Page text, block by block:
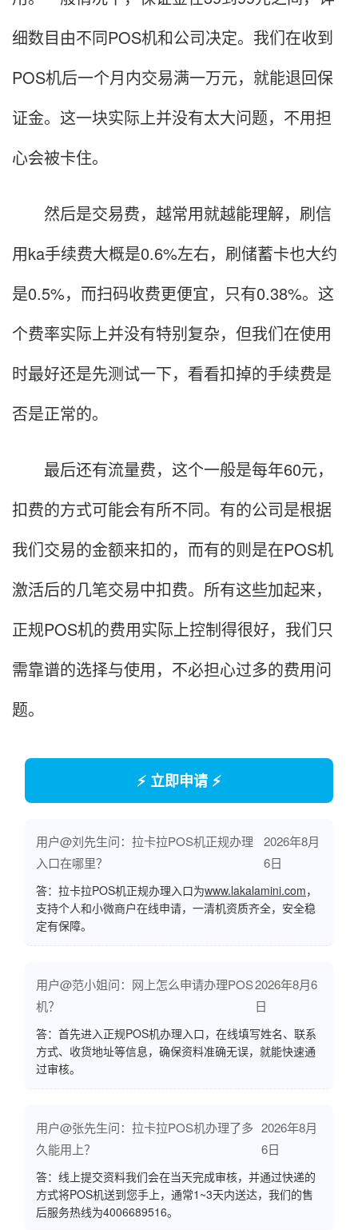
细数目由不同POS机和公司决定。我们在收到
POS机后一个月内交易满一万元，就能退回保
证金。这一块实际上并没有太大问题，不用担
心会被卡住。
然后是交易费，越常用就越能理解，刷信
用ka手续费大概是0.6%左右，刷储蓄卡也大约
是0.5%，而扫码收费更便宜，只有0.38%。这
个费率实际上并没有特别复杂，但我们在使用
时最好还是先测试一下，看看扣掉的手续费是
否是正常的。
最后还有流量费，这个一般是每年60元，
扣费的方式可能会有所不同。有的公司是根据
我们交易的金额来扣的，而有的则是在POS机
激活后的几笔交易中扣费。所有这些加起来，
正规POS机的费用实际上控制得很好，我们只
需靠谱的选择与使用，不必担心过多的费用问
题。
⚡ 立即申请 ⚡
用户@刘先生问：拉卡拉POS机正规办理
入口在哪里？
2026年8月
6日
答：拉卡拉POS机正规办理入口为www.lakalamini.com，
支持个人和小微商户在线申请，一清机资质齐全，安全稳
定有保障。
用户@范小姐问：网上怎么申请办理POS
机？
2026年8月6
日
答：首先进入正规POS机办理入口，在线填写姓名、联系
方式、收货地址等信息，确保资料准确无误，就能快速通
过审核。
用户@张先生问：拉卡拉POS机办理了多
久能用上？
2026年8月
6日
答：线上提交资料我们会在当天完成审核，并通过快递的
方式将POS机送到您手上，通常1~3天内送达，我们的售
后服务热线为4006689516。